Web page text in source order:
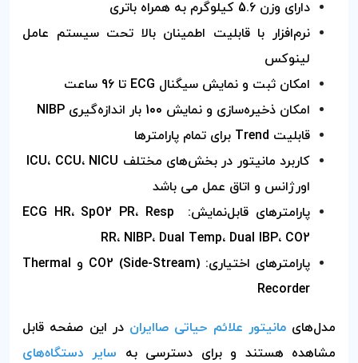
دارای وزن 5.6 کیلوگرم به همراه باتری
نرم‌افزار با قابلیت اطمينان بالا تحت سیستم‌ عامل
لينوکس
امکان ثبت و نمايش سيگنال ECG تا 96 ساعت
امکان ذخیره‌سازی و نمايش 100 بار اندازه‌گیری NIBP
قابليت Trend برای تمام پارامترها
اورژانس و اتاق عمل می باشد
پارامترهای قابل‌نمایش: ECG HR، SpO2 PR، Resp
RR، NIBP، Dual Temp، Dual IBP، CO2
پارامترهای اختياری: (CO2 (Side-Stream و Thermal
Recorder
مدل‌هایمانیتور علائم حیاتی صاایران در این صفحه قابل
مشاهده هستند و برای دسترسی به سایر دستگاه‌های